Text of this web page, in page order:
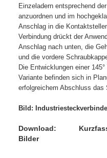
Einzeladern entsprechend
anzuordnen und im
Anschlag in die
Verbindung drückt der
Anschlag nach unten, die
und die vordere
Die Entwicklungen einer
Variante befinden sich in
erfolgreichem Abschluss das
Bild:
Download:
Bilder